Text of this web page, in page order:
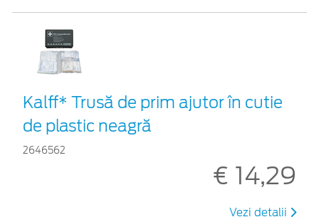
Kalff* Trusă de prim ajutor în cutie
de plastic neagră
2646562
€ 14,29
Vezi detalii